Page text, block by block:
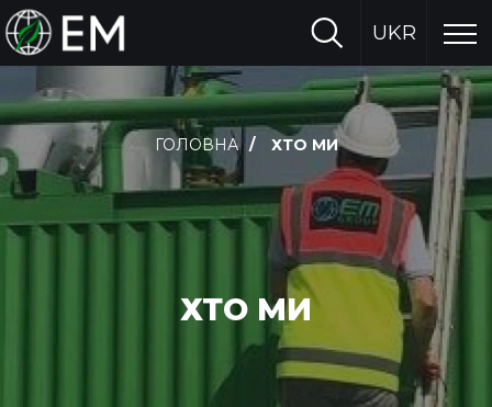
UKR
ГОЛОВНА ХТО МИ
ХТО МИ